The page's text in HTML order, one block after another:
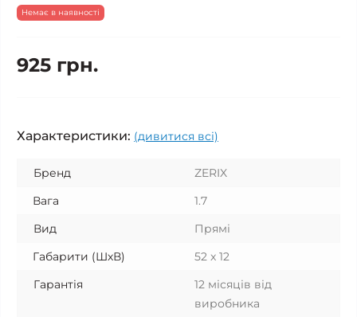
Немає в наявності
925 грн.
Характеристики: (дивитися всі)
Бренд
ZERIX
Вага
1.7
Вид
Прямі
Габарити (ШхВ)
52 x 12
Гарантія
12 місяців від
виробника